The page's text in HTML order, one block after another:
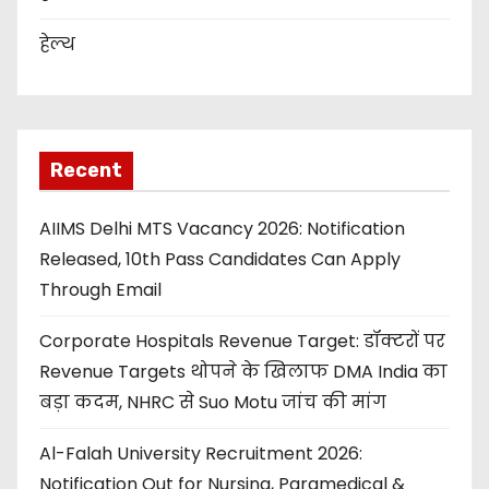
हेल्थ
Recent
AIIMS Delhi MTS Vacancy 2026: Notification
Released, 10th Pass Candidates Can Apply
Through Email
Corporate Hospitals Revenue Target: डॉक्टरों पर
Revenue Targets थोपने के खिलाफ DMA India का
बड़ा कदम, NHRC से Suo Motu जांच की मांग
Al-Falah University Recruitment 2026: